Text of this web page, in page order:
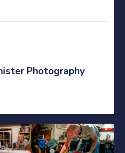
Photography